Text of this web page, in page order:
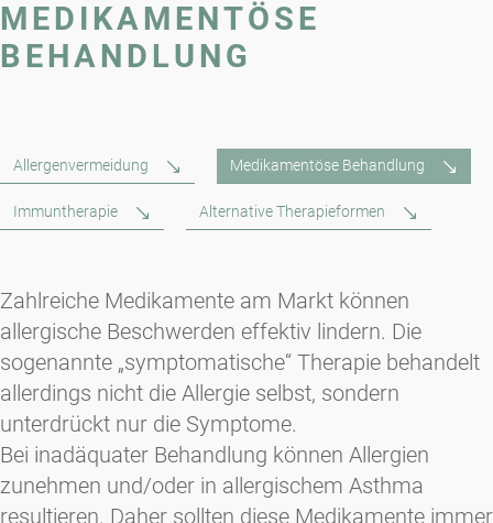
MEDIKAMENTÖSE
BEHANDLUNG
Allergenvermeidung Medikamentöse Behandlung
Immuntherapie Alternative Therapieformen
Zahlreiche Medikamente am Markt können
allergische Beschwerden effektiv lindern. Die
sogenannte „symptomatische“ Therapie behandelt
allerdings nicht die Allergie selbst, sondern
unterdrückt nur die Symptome.
Bei inadäquater Behandlung können Allergien
zunehmen und/oder in allergischem Asthma
resultieren. Daher sollten diese Medikamente immer